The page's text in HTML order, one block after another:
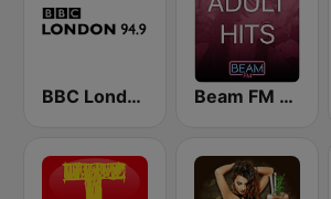
BBC London Beam FM - Adult Hits